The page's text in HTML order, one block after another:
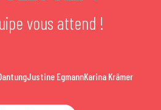
vous attend !
Justine EgmannKarina Krämer